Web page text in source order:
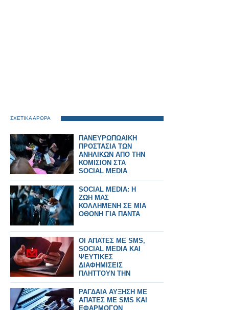
ΣΧΕΤΙΚΑ ΑΡΘΡΑ
ΠΑΝΕΥΡΩΠΩΑΙΚΗ
ΠΡΟΣΤΑΣΙΑ ΤΩΝ
ΑΝΗΛΙΚΩΝ ΑΠΟ ΤΗΝ
ΚΟΜΙΣΙΟΝ ΣΤΑ
SOCIAL MEDIA
SOCIAL MEDIA: Η
ΖΩΗ ΜΑΣ
ΚΟΛΛΗΜΕΝΗ ΣΕ ΜΙΑ
ΟΘΟΝΗ ΓΙΑ ΠΑΝΤΑ
ΟΙ ΑΠΑΤΕΣ ΜΕ SMS,
SOCIAL MEDIA ΚΑΙ
ΨΕΥΤΙΚΕΣ
ΔΙΑΦΗΜΙΣΕΙΣ
ΠΛΗΤΤΟΥΝ ΤΗΝ
ΕΛΛΑΔΑ
ΡΑΓΔΑΙΑ ΑΥΞΗΣΗ ΜΕ
ΑΠΑΤΕΣ ΜΕ SMS ΚΑΙ
ΕΦΑΡΜΟΓΩΝ